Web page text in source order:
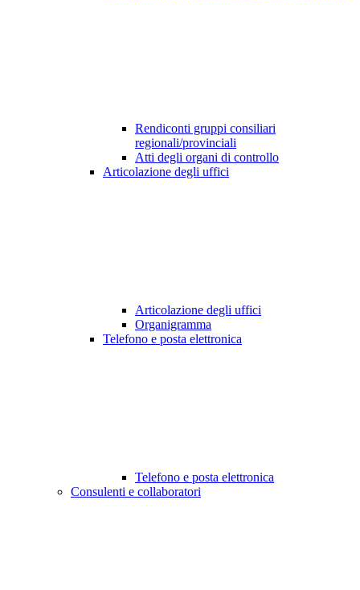
Rendiconti gruppi consiliari
regionali/provinciali
Atti degli organi di controllo
Articolazione degli uffici
Articolazione degli uffici
Organigramma
Telefono e posta elettronica
Telefono e posta elettronica
Consulenti e collaboratori